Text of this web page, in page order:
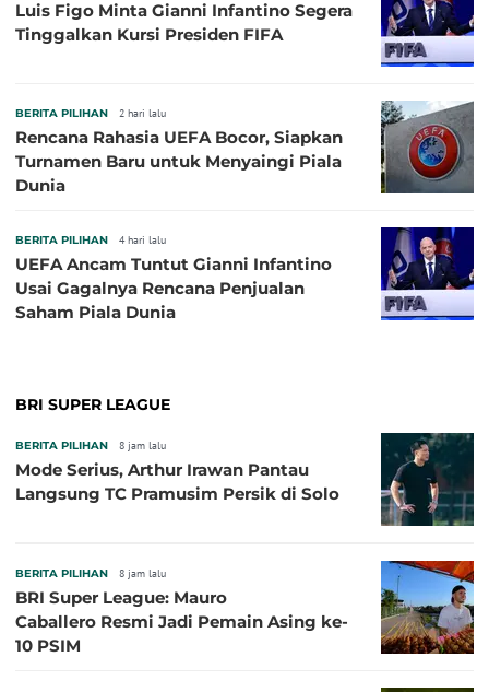
Luis Figo Minta Gianni Infantino Segera
Tinggalkan Kursi Presiden FIFA
BERITA PILIHAN 2 hari lalu
Rencana Rahasia UEFA Bocor, Siapkan
Turnamen Baru untuk Menyaingi Piala
Dunia
BERITA PILIHAN 4 hari lalu
UEFA Ancam Tuntut Gianni Infantino
Usai Gagalnya Rencana Penjualan
Saham Piala Dunia
BRI SUPER LEAGUE
BERITA PILIHAN 8 jam lalu
Mode Serius, Arthur Irawan Pantau
Langsung TC Pramusim Persik di Solo
BERITA PILIHAN 8 jam lalu
BRI Super League: Mauro
Caballero Resmi Jadi Pemain Asing ke-
10 PSIM